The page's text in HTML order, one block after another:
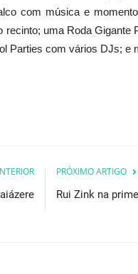
com música e
uma Roda
Parties com vários DJs; e
PRÓXIMO ARTIGO
Rui Zink na